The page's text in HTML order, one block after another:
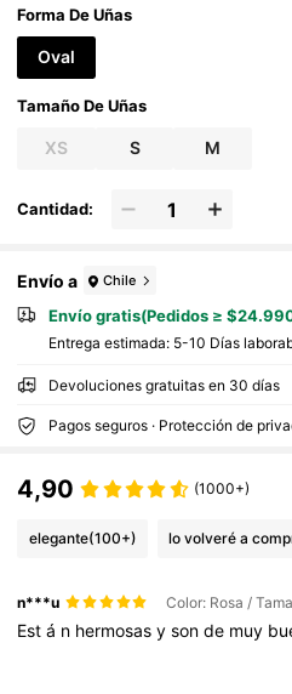
an talla grande claras, elegantes
oramente sencillas. El set incluye
cial, 1 gel y 1 lima de uñas.
Forma De Uñas
Oval
Tamaño De Uñas
XS S M
Cantidad:
Envío a Chile
Envío gratis(Pedidos ≥
Entrega estimada: 5-10 Días
Devoluciones gratuitas en 30 días
Pagos seguros · Protección de
4,90 (1000+)
elegante(100+) lo volveré a
n***u
Está n hermosasysonde muy